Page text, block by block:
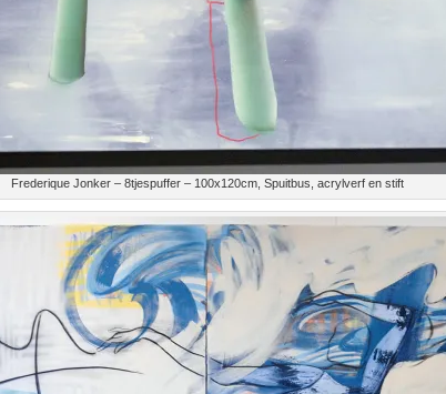
Frederique Jonker – 8tjespuffer – 100x120cm, Spuitbus, acrylverf en stift